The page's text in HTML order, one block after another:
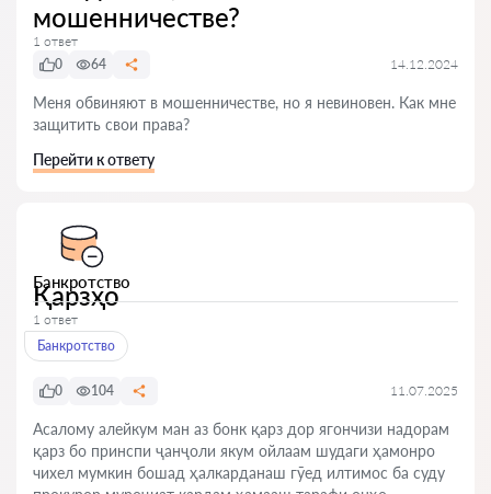
мошенничестве?
1 ответ
0
64 14.12.2024
Меня обвиняют в мошенничестве, но я невиновен. Как мне
защитить свои права?
Перейти к ответу
Банкротство
Қарзҳо
1 ответ
Банкротство
0 104 11.07.2025
Асалому алейкум ман аз бонк қарз дор ягончизи надорам
қарз бо принспи ҷанҷоли якум ойлаам шудаги ҳамонро
чихел мумкин бошад ҳалкарданаш гӯед илтимос ба суду